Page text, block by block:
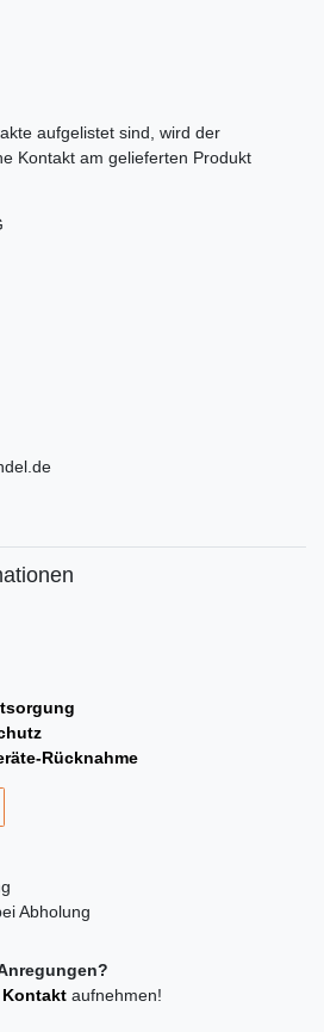
aufgelistet sind, wird der
Kontakt am gelieferten Produkt
Rücknahme
Abholung
Kontakt aufnehmen!